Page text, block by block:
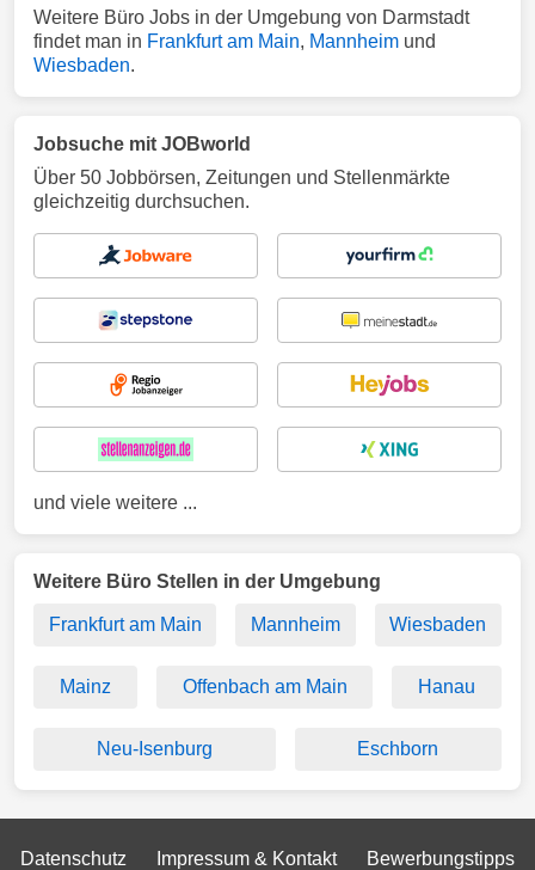
Weitere Büro Jobs in der Umgebung von Darmstadt
findet man in Frankfurt am Main, Mannheim und
Wiesbaden.
Jobsuche mit JOBworld
Über 50 Jobbörsen, Zeitungen und Stellenmärkte
gleichzeitig durchsuchen.
und viele weitere ...
Weitere Büro Stellen in der Umgebung
Frankfurt am Main Mannheim Wiesbaden
Mainz Offenbach am Main Hanau
Neu-Isenburg Eschborn
Datenschutz Impressum & Kontakt Bewerbungstipps